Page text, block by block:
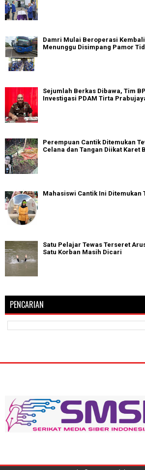
Damri Mulai Beroperasi
Menunggu Disimpang Pamor
Sejumlah Berkas Dibawa, Tim
Investigasi PDAM Tirta
Perempuan Cantik Ditemukan
Celana dan Tangan Diikat Karet
Mahasiswi Cantik Ini Ditemukan
Satu Pelajar Tewas Terseret
Satu Korban Masih Dicari
PENCARIAN